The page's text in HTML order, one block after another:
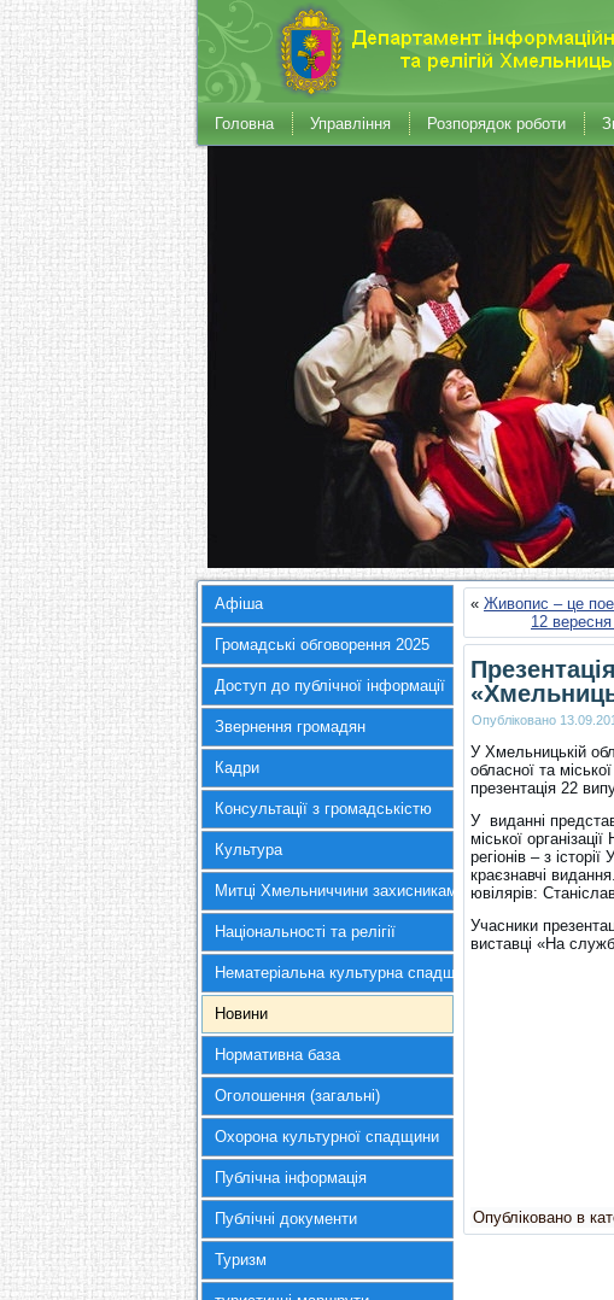
Головна Управління Розпорядок роботи
Афіша
Громадські обговорення 2025
Доступ до публічної інформації
Звернення громадян
Кадри
Консультації з громадськістю
Культура
Митці Хмельниччини захисникам України
Національності та релігії
Нематеріальна культурна спадщина
Новини
Нормативна база
Оголошення (загальні)
Охорона культурної спадщини
Публічна інформація
Публічні документи
Туризм
« Живопис – це
12
Опубліковано
У Хмельницькій
обласної та
презентація 22
У виданні
міської
регіонів – з
краєзнавчі
ювілярів:
Учасники
виставці «На
Опубліковано в